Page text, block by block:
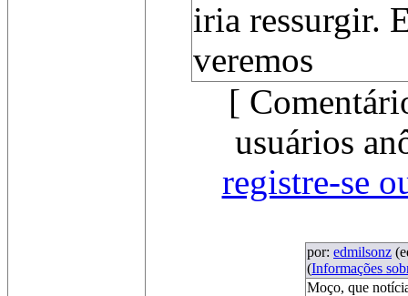
iria ressurgir.
veremos
[
usuários
registre-se
por: edmilsonz
(Informações
Moço, que